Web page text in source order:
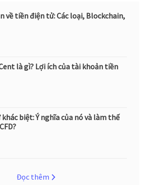
về tiền điện tử: Các loại, Blockchain,
là gì? Lợi ích của tài khoản tiền
biệt: Ý nghĩa của nó và làm thế
Đọc thêm